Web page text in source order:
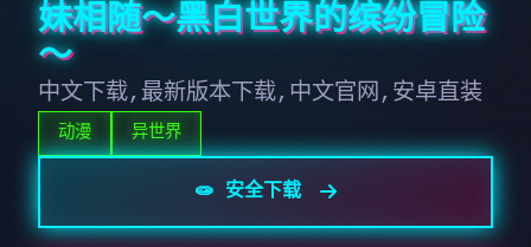
妹相随～黑白世界的缤纷冒险
～
中文下载,最新版本下载,中文官网,安卓直装
动漫 异世界
🧫 安全下载